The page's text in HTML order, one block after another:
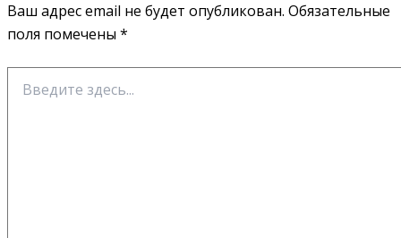
Ваш адрес email не будет опубликован. Обязательные
поля помечены *
здесь...